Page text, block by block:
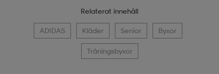
Relaterat innehåll
ADIDAS Kläder Senior Byxor
Träningsbyxor